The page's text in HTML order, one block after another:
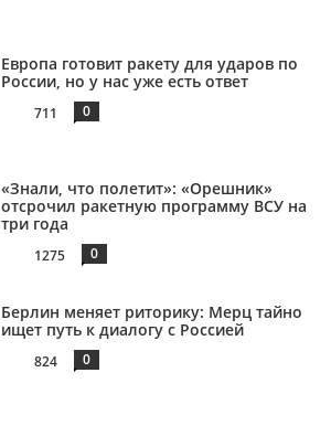
Европа готовит ракету для ударов по
России, но у нас уже есть ответ
711 0
«Знали, что полетит»: «Орешник»
отсрочил ракетную программу ВСУ на
три года
1275 0
Берлин меняет риторику: Мерц тайно
ищет путь к диалогу с Россией
824 0